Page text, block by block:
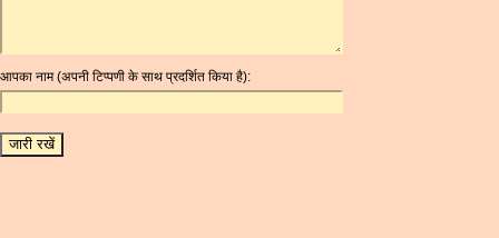
आपका नाम (अपनी टिप्पणी के साथ प्रदर्शित किया है):